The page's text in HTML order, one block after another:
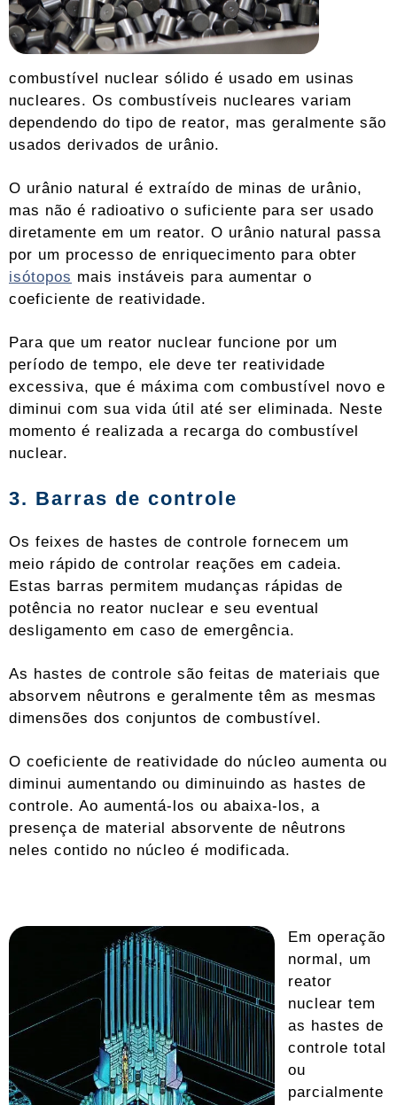
combustível nuclear sólido é usado em usinas
nucleares. Os combustíveis nucleares variam
dependendo do tipo de reator, mas geralmente são
usados ​​derivados de urânio.
O urânio natural é extraído de minas de urânio,
mas não é radioativo o suficiente para ser usado
diretamente em um reator. O urânio natural passa
por um processo de enriquecimento para obter
isótopos mais instáveis ​​para aumentar o
coeficiente de reatividade.
Para que um reator nuclear funcione por um
período de tempo, ele deve ter reatividade
excessiva, que é máxima com combustível novo e
diminui com sua vida útil até ser eliminada. Neste
momento é realizada a recarga do combustível
nuclear.
3. Barras de controle
Os feixes de hastes de controle fornecem um
meio rápido de controlar reações em cadeia.
Estas barras permitem mudanças rápidas de
potência no reator nuclear e seu eventual
desligamento em caso de emergência.
As hastes de controle são feitas de materiais que
absorvem nêutrons e geralmente têm as mesmas
dimensões dos conjuntos de combustível.
O coeficiente de reatividade do núcleo aumenta ou
diminui aumentando ou diminuindo as hastes de
controle. Ao aumentá-los ou abaixa-los, a
presença de material absorvente de nêutrons
neles contido no núcleo é modificada.
Em operação
normal, um
reator
nuclear tem
as hastes de
controle total
ou
parcialmente